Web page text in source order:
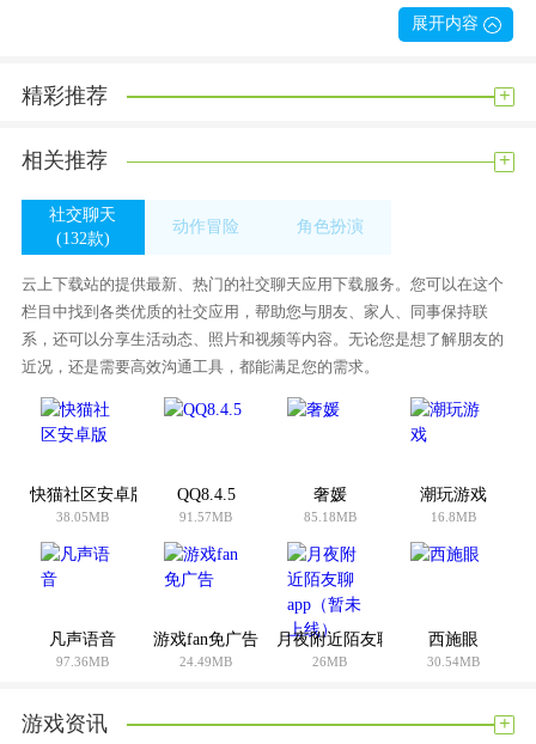
根据用户个人健康记录计算大数据，提醒用户智能测量体征。
软件内容丰富，功能强大！您可以在这里预约
预约疫苗接种，享受健康云专属快捷方式！该软件还提供医疗
咨询服务
上海健康云软件评估
面向市民、医生、医疗机构和政府部门的服务平台健康。
软件功能:9.3
软件设计:9.7分
你怎么想呢?我觉得这个手机软件很好用。请分享给你的朋友:
展开内容
精彩推荐 +
相关推荐 +
社交聊天
(132款)
动作冒险
角色扮演
云上下载站的提供最新、热门的社交聊天应用下载服务。您可以在这个
栏目中找到各类优质的社交应用，帮助您与朋友、家人、同事保持联
系，还可以分享生活动态、照片和视频等内容。无论您是想了解朋友的
近况，还是需要高效沟通工具，都能满足您的需求。
快猫社区安卓版
38.05MB
QQ8.4.5
91.57MB
奢媛
85.18MB
潮玩游戏
16.8MB
凡声语音
97.36MB
游戏fan免广告
24.49MB
月夜附近陌友聊app（暂未上线）
26MB
西施眼
30.54MB
游戏资讯 +